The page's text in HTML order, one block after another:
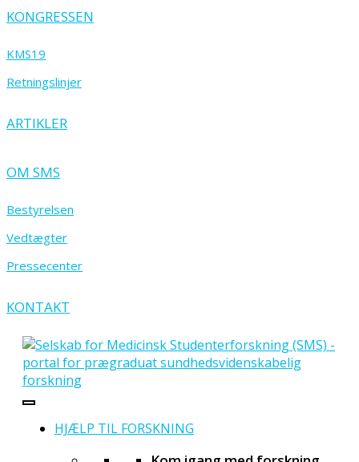
KONGRESSEN
KMS19
Retningslinjer
ARTIKLER
OM SMS
Bestyrelsen
Vedtægter
Pressecenter
KONTAKT
HJÆLP TIL FORSKNING